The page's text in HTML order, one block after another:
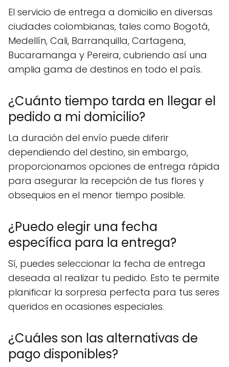
El servicio de entrega a domicilio en diversas
ciudades colombianas, tales como Bogotá,
Medellín, Cali, Barranquilla, Cartagena,
Bucaramanga y Pereira, cubriendo así una
amplia gama de destinos en todo el país.
¿Cuánto tiempo tarda en llegar el
pedido a mi domicilio?
La duración del envío puede diferir
dependiendo del destino, sin embargo,
proporcionamos opciones de entrega rápida
para asegurar la recepción de tus flores y
obsequios en el menor tiempo posible.
¿Puedo elegir una fecha
específica para la entrega?
Sí, puedes seleccionar la fecha de entrega
deseada al realizar tu pedido. Esto te permite
planificar la sorpresa perfecta para tus seres
queridos en ocasiones especiales.
¿Cuáles son las alternativas de
pago disponibles?